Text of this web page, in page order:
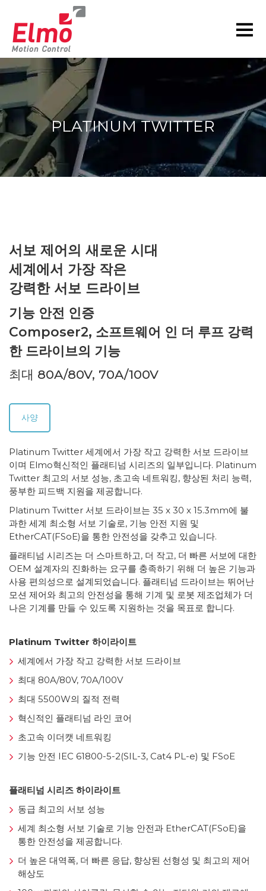
PLATINUM TWITTER
서보 제어의 새로운 시대
세계에서 가장 작은
강력한 서보 드라이브
기능 안전 인증
Composer2, 소프트웨어 인 더 루프 강력
한 드라이브의 기능
최대 80A/80V, 70A/100V
사양
Platinum Twitter 세계에서 가장 작고 강력한 서보 드라이브
이며 Elmo혁신적인 플래티넘 시리즈의 일부입니다. Platinum
Twitter 최고의 서보 성능, 초고속 네트워킹, 향상된 처리 능력,
풍부한 피드백 지원을 제공합니다.
Platinum Twitter 서보 드라이브는 35 x 30 x 15.3mm에 불
과한 세계 최소형 서보 기술로, 기능 안전 지원 및
EtherCAT(FSoE)을 통한 안전성을 갖추고 있습니다.
플래티넘 시리즈는 더 스마트하고, 더 작고, 더 빠른 서보에 대한
OEM 설계자의 진화하는 요구를 충족하기 위해 더 높은 기능과
사용 편의성으로 설계되었습니다. 플래티넘 드라이브는 뛰어난
모션 제어와 최고의 안전성을 통해 기계 및 로봇 제조업체가 더
나은 기계를 만들 수 있도록 지원하는 것을 목표로 합니다.
Platinum Twitter 하이라이트
세계에서 가장 작고 강력한 서보 드라이브
최대 80A/80V, 70A/100V
최대 5500W의 질적 전력
혁신적인 플래티넘 라인 코어
초고속 이더캣 네트워킹
기능 안전 IEC 61800-5-2(SIL-3, Cat4 PL-e) 및 FSoE
플래티넘 시리즈 하이라이트
동급 최고의 서보 성능
세계 최소형 서보 기술로 기능 안전과 EtherCAT(FSoE)을
통한 안전성을 제공합니다.
더 높은 대역폭, 더 빠른 응답, 향상된 선형성 및 최고의 제어
해상도